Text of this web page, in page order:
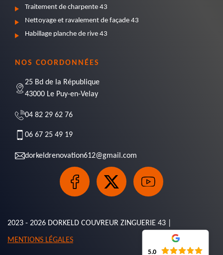
Traitement de charpente 43
Nettoyage et ravalement de façade 43
Habillage planche de rive 43
NOS COORDONNÉES
25 Bd de la République
43000 Le Puy-en-Velay
04 82 29 62 76
06 67 25 49 19
dorkeldrenovation612@gmail.com
2023 - 2026 DORKELD COUVREUR ZINGUERIE 43 |
MENTIONS LÉGALES
5.0